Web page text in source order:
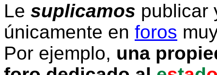
Le suplicamos publicar
únicamente en foros
Por ejemplo, una